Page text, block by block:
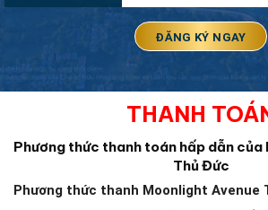
THANH
Phương thức thanh toán hấp dẫn của
Thủ Đức
Phương thức thanh Moonlight Avenue